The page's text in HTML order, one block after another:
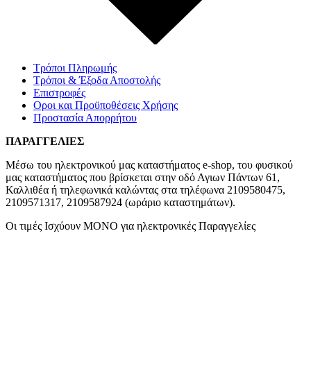
Τρόποι Πληρωμής
Τρόποι & Έξοδα Αποστολής
Επιστροφές
Οροι και Προϋποθέσεις Χρήσης
Προστασία Απορρήτου
ΠΑΡΑΓΓΕΛΙΕΣ
Μέσω του ηλεκτρονικού μας καταστήματος e-shop, του φυσικού
μας καταστήματος που βρίσκεται στην οδό Αγιων Πάντων 61,
Καλλιθέα ή τηλεφωνικά καλώντας στα τηλέφωνα 2109580475,
2109571317, 2109587924 (ωράριο καταστημάτων).
Οι τιμές Ισχύουν ΜΟΝΟ για ηλεκτρονικές Παραγγελίες